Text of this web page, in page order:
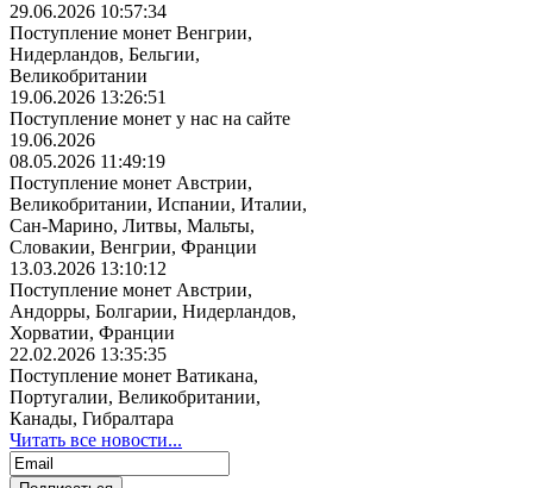
29.06.2026 10:57:34
Поступление монет Венгрии,
Нидерландов, Бельгии,
Великобритании
19.06.2026 13:26:51
Поступление монет у нас на сайте
19.06.2026
08.05.2026 11:49:19
Поступление монет Австрии,
Великобритании, Испании, Италии,
Сан-Марино, Литвы, Мальты,
Словакии, Венгрии, Франции
13.03.2026 13:10:12
Поступление монет Австрии,
Андорры, Болгарии, Нидерландов,
Хорватии, Франции
22.02.2026 13:35:35
Поступление монет Ватикана,
Португалии, Великобритании,
Канады, Гибралтара
Читать все новости...